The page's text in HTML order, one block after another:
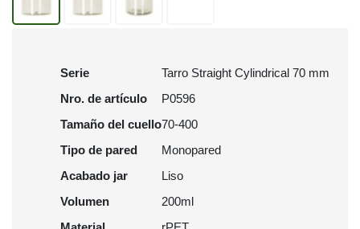
Serie
Tarro Straight Cylindrical 70 mm
Nro. de artículo
P0596
Tamaño del cuello70-400
Tipo de pared
Monopared
Acabado jar
Liso
Volumen
200ml